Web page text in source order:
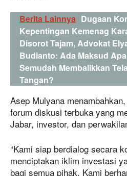
Berita Lainnya Dugaan
Kepentingan Kemenag
Disorot Tajam, Advokat
Budianto: Ada Maksud
Semudah Membalikkan
Tangan?
Asep Mulyana
forum diskusi terbuka yang
Jabar, investor, dan
“Kami siap berdialog secara
menciptakan iklim investasi
bagi semua pihak. Kami